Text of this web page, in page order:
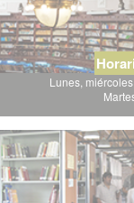
Lunes,